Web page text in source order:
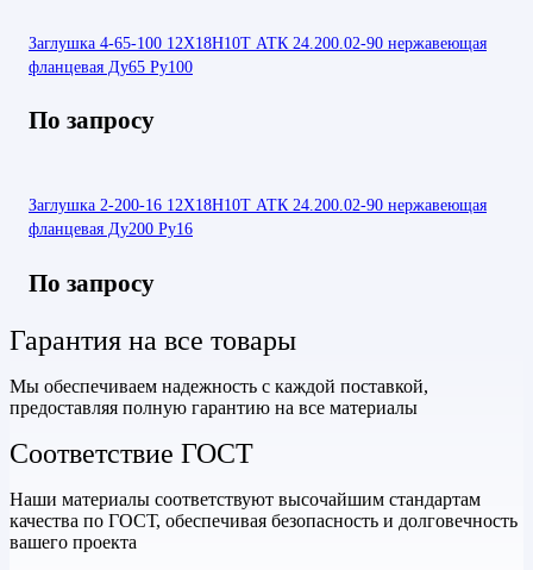
Заглушка 4-65-100 12Х18Н10Т АТК 24.200.02-90 нержавеющая
фланцевая Ду65 Ру100
По запросу
Заглушка 2-200-16 12Х18Н10Т АТК 24.200.02-90 нержавеющая
фланцевая Ду200 Ру16
По запросу
Гарантия на все товары
Мы обеспечиваем надежность с каждой поставкой,
предоставляя полную гарантию на все материалы
Соответствие ГОСТ
Наши материалы соответствуют высочайшим стандартам
качества по ГОСТ, обеспечивая безопасность и долговечность
вашего проекта